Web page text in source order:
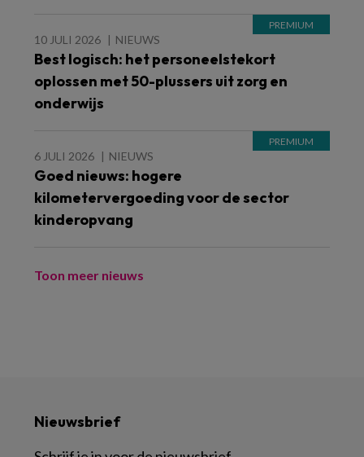
10 JULI 2026 NIEUWS
Best logisch: het personeelstekort
oplossen met 50-plussers uit zorg en
onderwijs
6 JULI 2026 NIEUWS
Goed nieuws: hogere
kilometervergoeding voor de sector
kinderopvang
Toon meer nieuws
Nieuwsbrief